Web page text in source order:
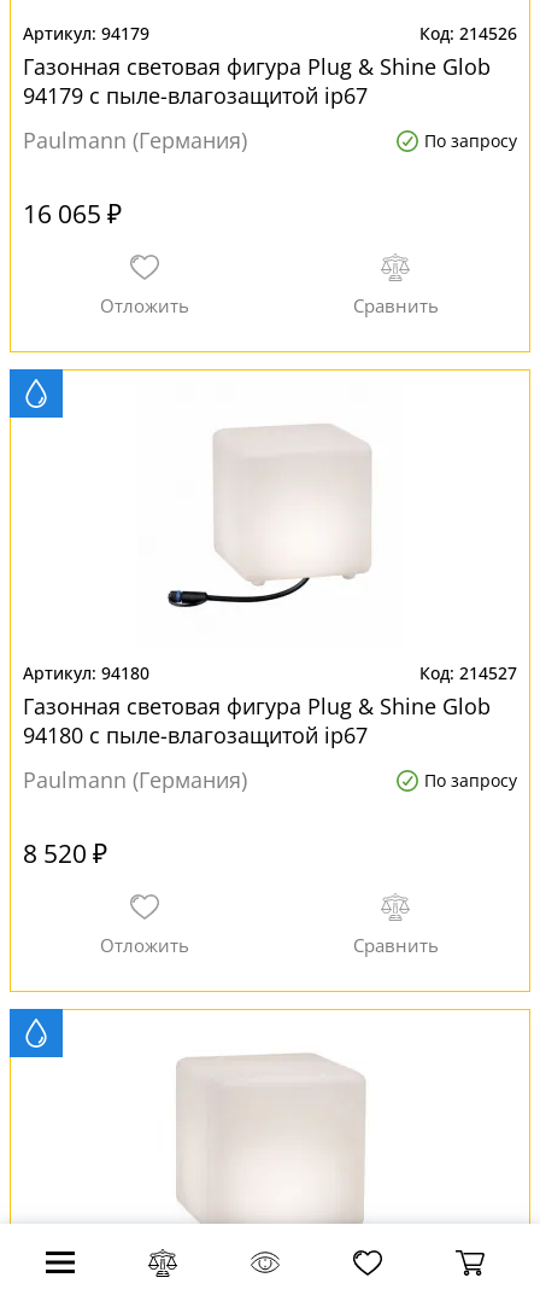
94179 214526
Газонная световая фигура Plug & Shine Glob
94179 с пыле-влагозащитой ip67
Paulmann (Германия)
По запросу
16 065 ₽
94180 214527
Газонная световая фигура Plug & Shine Glob
94180 с пыле-влагозащитой ip67
Paulmann (Германия)
По запросу
8 520 ₽